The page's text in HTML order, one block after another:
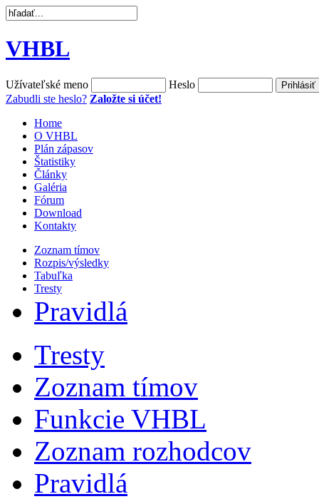
VHBL
Užívateľské meno
Heslo
Zabudli ste heslo? Založte si účet!
Home
O VHBL
Plán zápasov
Štatistiky
Články
Galéria
Fórum
Download
Kontakty
Zoznam tímov
Rozpis/výsledky
Tabuľka
Tresty
Pravidlá
Tresty
Zoznam tímov
Funkcie VHBL
Zoznam rozhodcov
Pravidlá